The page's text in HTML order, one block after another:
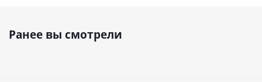
Ранее вы смотрели